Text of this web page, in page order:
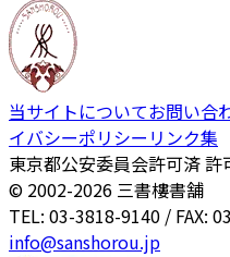
当サイトについてお問い合
イバシーポリシー リンク集
東京都公安委員会許可済
© 2002-2026 三書樓書舗
TEL: 03-3818-9140 / FAX:
info@sanshorou.jp